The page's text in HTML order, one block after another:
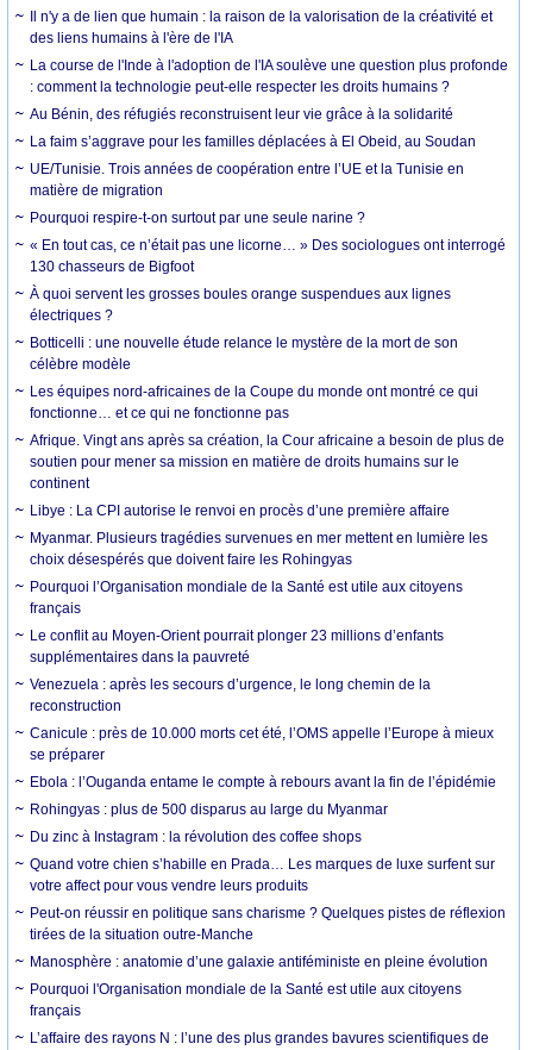
Il n'y a de lien que humain : la raison de la valorisation de la créativité et
des liens humains à l'ère de l'IA
La course de l'Inde à l'adoption de l'IA soulève une question plus profonde
: comment la technologie peut-elle respecter les droits humains ?
Au Bénin, des réfugiés reconstruisent leur vie grâce à la solidarité
La faim s’aggrave pour les familles déplacées à El Obeid, au Soudan
UE/Tunisie. Trois années de coopération entre l’UE et la Tunisie en
matière de migration
Pourquoi respire-t-on surtout par une seule narine ?
« En tout cas, ce n’était pas une licorne… » Des sociologues ont interrogé
130 chasseurs de Bigfoot
À quoi servent les grosses boules orange suspendues aux lignes
électriques ?
Botticelli : une nouvelle étude relance le mystère de la mort de son
célèbre modèle
Les équipes nord-africaines de la Coupe du monde ont montré ce qui
fonctionne… et ce qui ne fonctionne pas
Afrique. Vingt ans après sa création, la Cour africaine a besoin de plus de
soutien pour mener sa mission en matière de droits humains sur le
continent
Libye : La CPI autorise le renvoi en procès d’une première affaire
Myanmar. Plusieurs tragédies survenues en mer mettent en lumière les
choix désespérés que doivent faire les Rohingyas
Pourquoi l’Organisation mondiale de la Santé est utile aux citoyens
français
Le conflit au Moyen-Orient pourrait plonger 23 millions d’enfants
supplémentaires dans la pauvreté
Venezuela : après les secours d’urgence, le long chemin de la
reconstruction
Canicule : près de 10.000 morts cet été, l’OMS appelle l’Europe à mieux
se préparer
Ebola : l’Ouganda entame le compte à rebours avant la fin de l’épidémie
Rohingyas : plus de 500 disparus au large du Myanmar
Du zinc à Instagram : la révolution des coffee shops
Quand votre chien s’habille en Prada… Les marques de luxe surfent sur
votre affect pour vous vendre leurs produits
Peut-on réussir en politique sans charisme ? Quelques pistes de réflexion
tirées de la situation outre-Manche
Manosphère : anatomie d’une galaxie antiféministe en pleine évolution
Pourquoi l'Organisation mondiale de la Santé est utile aux citoyens
français
L’affaire des rayons N : l’une des plus grandes bavures scientifiques de